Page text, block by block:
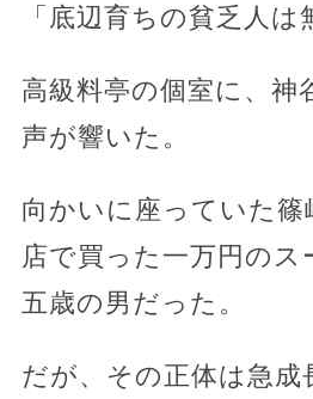
「底辺育ちの貧乏人は
高級料亭の個室に、神
声が響いた。
向かいに座っていた篠
店で買った一万円のス
五歳の男だった。
だが、その正体は急成